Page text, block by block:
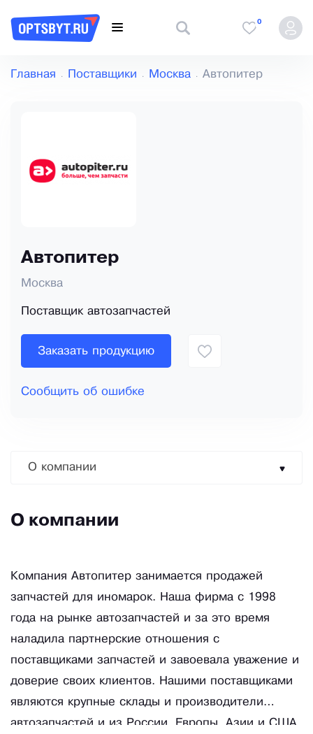
0
Главная Поставщики Москва Автопитер
Автопитер
Москва
Поставщик автозапчастей
Заказать продукцию
Сообщить об ошибке
О компании
О компании
Компания Автопитер занимается продажей
запчастей для иномарок. Наша фирма с 1998
года на рынке автозапчастей и за это время
наладила партнерские отношения с
поставщиками запчастей и завоевала уважение и
доверие своих клиентов. Нашими поставщиками
являются крупные склады и производители
автозапчастей и из России, Европы, Азии и США.